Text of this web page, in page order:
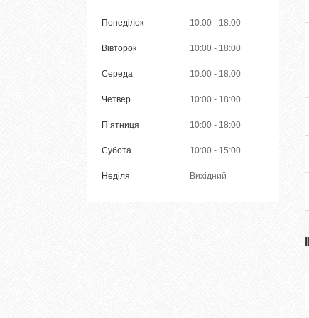
Понеділок 10:00 18:00
Вівторок 10:00 18:00
Середа 10:00 18:00
Четвер 10:00 18:00
Пʼятниця 10:00 18:00
Субота 10:00 15:00
Неділя Вихідний